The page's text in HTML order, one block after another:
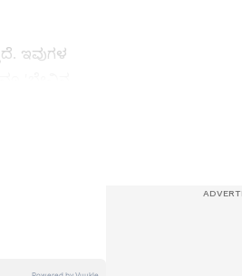
ಇವುಗಳ